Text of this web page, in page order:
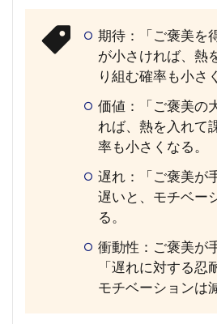
期待：「ご褒美を
が小さければ、熱
り組む確率も小さ
価値：「ご褒美の
れば、熱を入れて
率も小さくなる。
遅れ：「ご褒美が
遅いと、モチベー
る。
衝動性：ご褒美が
「遅れに対する忍
モチベーションは